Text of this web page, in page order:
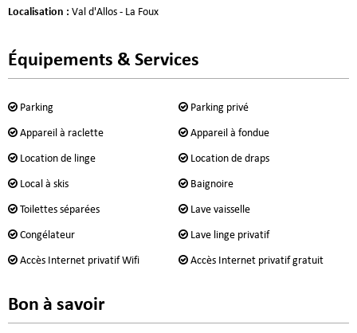
Localisation : Val d'Allos - La Foux
Équipements & Services
Parking Parking privé
Appareil à raclette Appareil à fondue
Location de linge Location de draps
Local à skis Baignoire
Toilettes séparées Lave vaisselle
Congélateur Lave linge privatif
Accès Internet privatif Wifi Accès Internet privatif gratuit
Bon à savoir